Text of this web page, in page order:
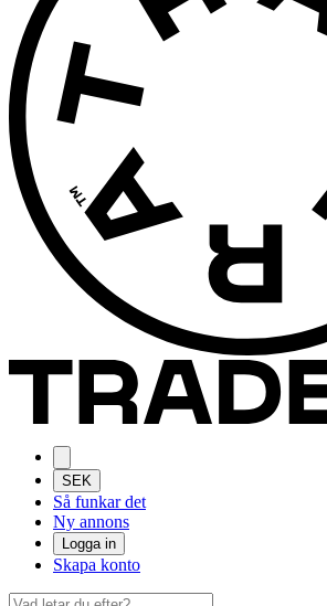
SEK
Så funkar det
Ny annons
Logga in
Skapa konto